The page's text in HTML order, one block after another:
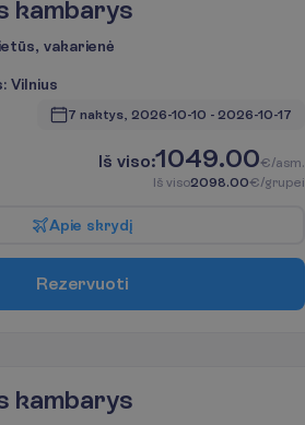
kambarys
vakarienė
: Vilnius
7 naktys, 2026-10-10 - 2026-10-17
Iš viso:1049.00€/asm.
Iš viso2098.00€/grupei
Apie skrydį
Rezervuoti
kambarys